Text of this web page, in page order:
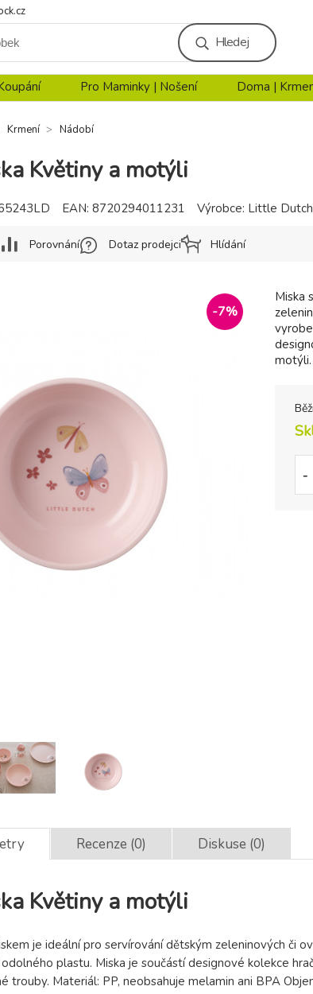
Hledej
Pro Maminky | Nošení Doma |
Krmení Nádobí
Květiny a motýli
-7%
Miska
motýli.
-
EAN: 8720294011231 Výrobce: Little Dutch
Porovnání Dotaz prodejci Hlídání
Recenze (0) Diskuse (0)
Květiny a motýli
je ideální pro servírování dětským zeleninových či
plastu. Miska je součástí designové kolekce
trouby. Materiál: PP, neobsahuje melamin ani BPA